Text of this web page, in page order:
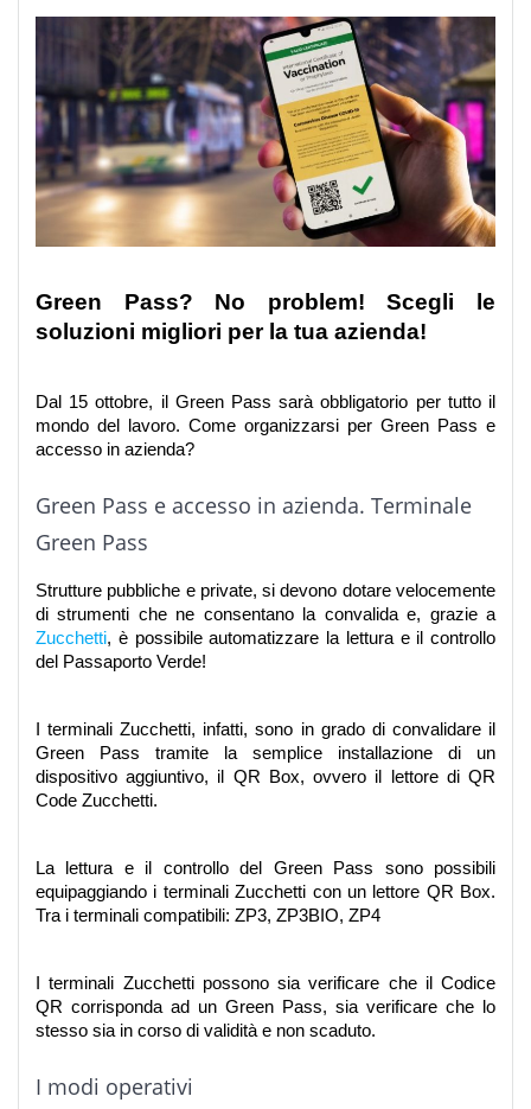
Green Pass? No problem! Scegli le
soluzioni migliori per la tua azienda!
Dal 15 ottobre, il Green Pass sarà obbligatorio per tutto il
mondo del lavoro. Come organizzarsi per Green Pass e
accesso in azienda?
Green Pass e accesso in azienda. Terminale
Green Pass
Strutture pubbliche e private, si devono dotare velocemente
Zucchetti, è possibile automatizzare la lettura e il controllo
del Passaporto Verde!
I terminali Zucchetti, infatti, sono in grado di convalidare il
Green Pass tramite la semplice installazione di un
dispositivo aggiuntivo, il QR Box, ovvero il lettore di QR
Code Zucchetti.
La lettura e il controllo del Green Pass sono possibili
equipaggiando i terminali Zucchetti con un lettore QR Box.
Tra i terminali compatibili: ZP3, ZP3BIO, ZP4
I terminali Zucchetti possono sia verificare che il Codice
QR corrisponda ad un Green Pass, sia verificare che lo
stesso sia in corso di validità e non scaduto.
I modi operativi